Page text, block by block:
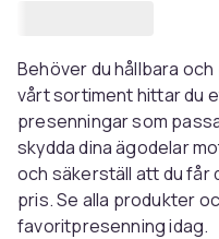
Behöver du hållbara
vårt sortiment hittar du
presenningar som
skydda dina ägodelar
och säkerställ att du får
pris. Se alla produkter
favoritpresenning idag.